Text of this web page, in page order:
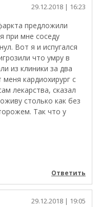
29.12.2018 | 16:23
предложили
при мне соседу
Вот я и испугался
что умру в
из клиники за два
кардиохирург с
лекарства, сказал
столько как без
Так что у
Ответить
29.12.2018 | 19:05